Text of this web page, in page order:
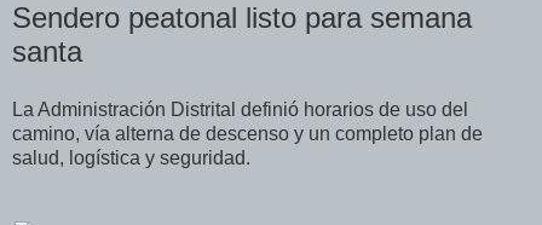
Sendero peatonal listo para semana
santa
La Administración Distrital definió horarios de uso del
camino, vía alterna de descenso y un completo plan de
salud, logística y seguridad.